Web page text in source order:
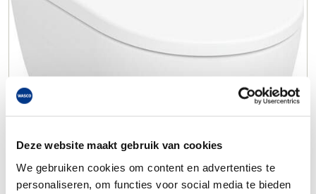
Deze website maakt gebruik van cookies
We gebruiken cookies om content en advertenties te
personaliseren, om functies voor social media te bieden